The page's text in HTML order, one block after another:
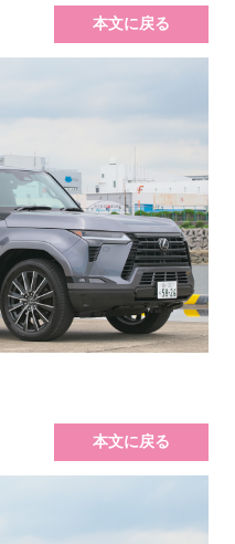
本文に戻る
本文に戻る